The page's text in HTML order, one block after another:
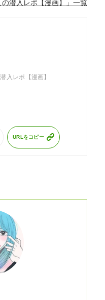
潜入レポ【漫画】」
入レポ【漫画】
URLをコピー